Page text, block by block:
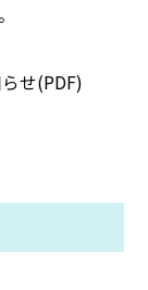
せ(PDF)